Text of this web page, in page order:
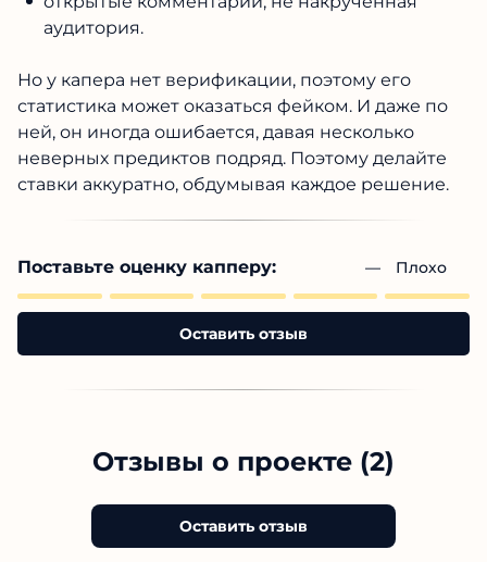
аудитория.
Но у капера нет верификации, поэтому его
статистика может оказаться фейком. И даже по
ней, он иногда ошибается, давая несколько
неверных предиктов подряд. Поэтому делайте
ставки аккуратно, обдумывая каждое решение.
Поставьте оценку капперу: — Плохо
Оставить отзыв
Отзывы о проекте (2)
Оставить отзыв